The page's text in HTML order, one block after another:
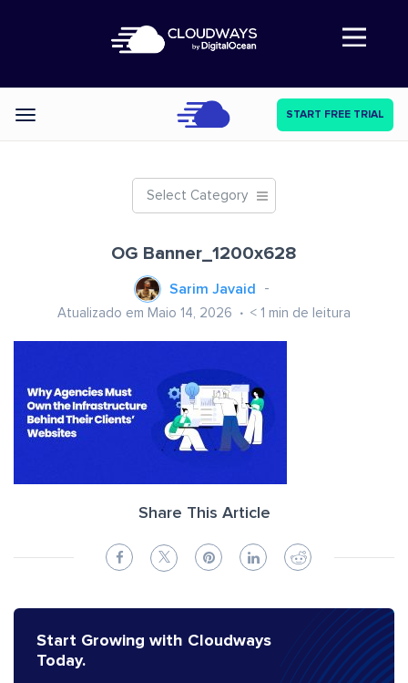
Abre a navegação
Categories START FREE TRIAL
Select Category
OG Banner_1200x628
Sarim Javaid
Atualizado em Maio 14, 2026 < 1 min de leitura
Share This Article
Start Growing with Cloudways
Today.